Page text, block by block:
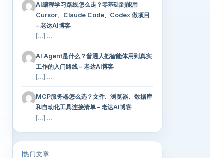
AI编程学习路线怎么走？零基础到能用
Cursor、Claude Code、Codex 做项目
– 老达AI博客
[…] …
AI Agent是什么？普通人把智能体用到真实
工作的入门路线 – 老达AI博客
[…] …
MCP服务器怎么选？文件、浏览器、数据库
和自动化工具连接清单 – 老达AI博客
[…] …
热门文章